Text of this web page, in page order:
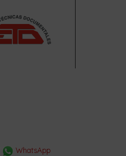
WhatsApp